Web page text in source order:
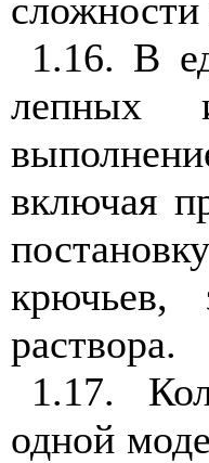
сложности
1.16. В
лепных
включая
крючьев,
раствора.
1.17.
одной